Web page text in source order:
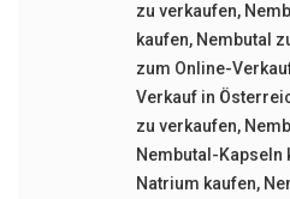
zu verkaufen,
kaufen, Nembutal
zum Online-
Verkauf in
zu verkaufen,
Nembutal-Kapseln
Natrium kaufen,